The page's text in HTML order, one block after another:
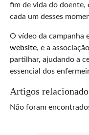
fim de vida do doente,
cada um desses
O vídeo da campanha
website, e a
partilhar, ajudando a
essencial dos
Artigos
Não foram